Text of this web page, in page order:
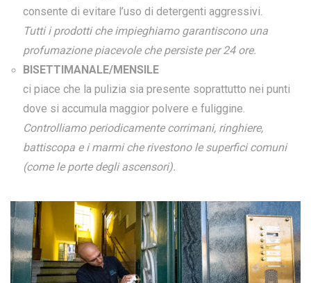
consente di evitare l’uso di detergenti aggressivi.
Tutti i prodotti che impieghiamo garantiscono una
profumazione piacevole che persiste per 24 ore.
BISETTIMANALE/MENSILE
ci piace che la pulizia sia presente soprattutto nei punti
dove si accumula maggior polvere e fuliggine.
Controlliamo periodicamente corrimani, ringhiere,
battiscopa e i marmi che rivestono le superfici comuni
(come le porte degli ascensori).